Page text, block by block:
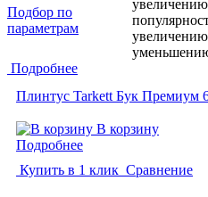
Подбор по
параметрам
Подробнее
Плинтус Tarkett Бук Премиум
В корзину
Подробнее
Купить в 1 клик Сравнение